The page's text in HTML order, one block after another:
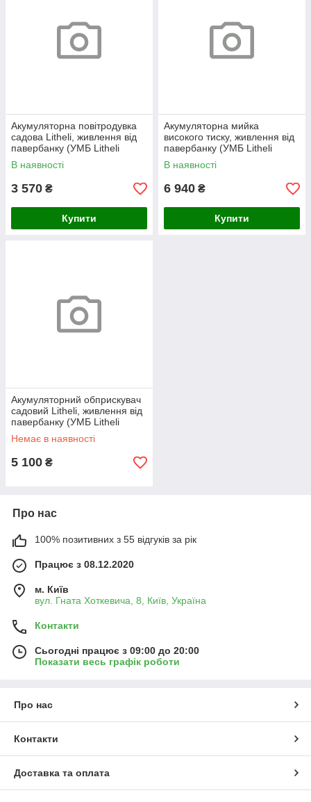
Акумуляторна повітродувка
садова Litheli, живлення від
павербанку (УМБ Litheli
Power Bank 10000 mAh, 45
W, 2А в комплекті)
В наявності
3 570 ₴
Купити
Акумуляторна мийка
високого тиску, живлення від
павербанку (УМБ Litheli
Power Bank 20000 mAh, 45
W, 4А в комплекті)
В наявності
6 940 ₴
Купити
Акумуляторний обприскувач
садовий Litheli, живлення від
павербанку (УМБ Litheli
Power Bank 10000 mAh, 45
W, 2А в комплекті)
Немає в наявності
5 100 ₴
Про нас
100% позитивних з 55 відгуків за рік
Працює з 08.12.2020
м. Київ
вул. Гната Хоткевича, 8, Київ, Україна
Контакти
Сьогодні працює з 09:00 до 20:00
Показати весь графік роботи
Про нас
Контакти
Доставка та оплата